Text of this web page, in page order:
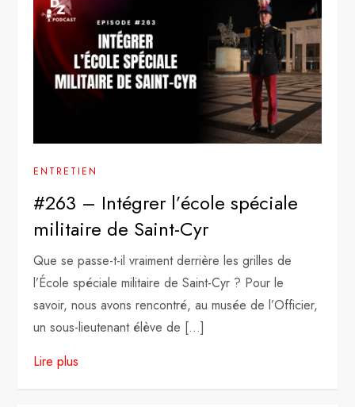
ENTRETIEN
#263 – Intégrer l’école spéciale
militaire de Saint-Cyr
Que se passe-t-il vraiment derrière les grilles de
l’École spéciale militaire de Saint-Cyr ? Pour le
savoir, nous avons rencontré, au musée de l’Officier,
un sous-lieutenant élève de […]
Lire plus